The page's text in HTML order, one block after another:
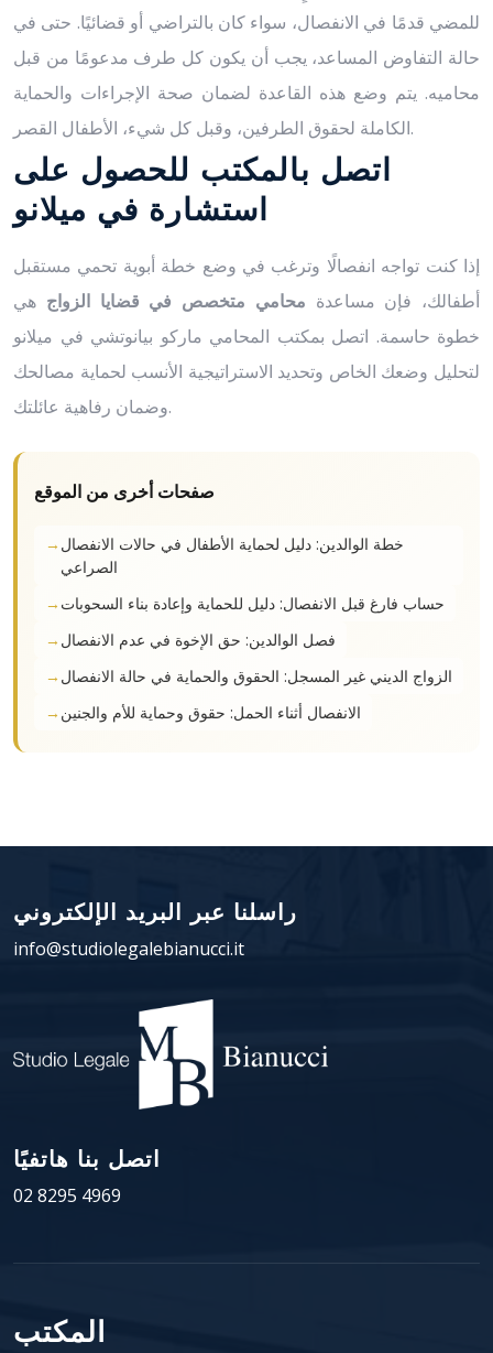
للمضي قدمًا في الانفصال، سواء كان بالتراضي أو قضائيًا. حتى في
حالة التفاوض المساعد، يجب أن يكون كل طرف مدعومًا من قبل
محاميه. يتم وضع هذه القاعدة لضمان صحة الإجراءات والحماية
الكاملة لحقوق الطرفين، وقبل كل شيء، الأطفال القصر.
اتصل بالمكتب للحصول على
استشارة في ميلانو
إذا كنت تواجه انفصالًا وترغب في وضع خطة أبوية تحمي مستقبل
أطفالك، فإن مساعدة محامي متخصص في قضايا الزواج هي
خطوة حاسمة. اتصل بمكتب المحامي ماركو بيانوتشي في ميلانو
لتحليل وضعك الخاص وتحديد الاستراتيجية الأنسب لحماية مصالحك
وضمان رفاهية عائلتك.
صفحات أخرى من الموقع
خطة الوالدين: دليل لحماية الأطفال في حالات الانفصال
الصراعي
حساب فارغ قبل الانفصال: دليل للحماية وإعادة بناء السحوبات
فصل الوالدين: حق الإخوة في عدم الانفصال
الزواج الديني غير المسجل: الحقوق والحماية في حالة الانفصال
الانفصال أثناء الحمل: حقوق وحماية للأم والجنين
راسلنا عبر البريد الإلكتروني
info@studiolegalebianucci.it
اتصل بنا هاتفيًا
02 8295 4969
المكتب